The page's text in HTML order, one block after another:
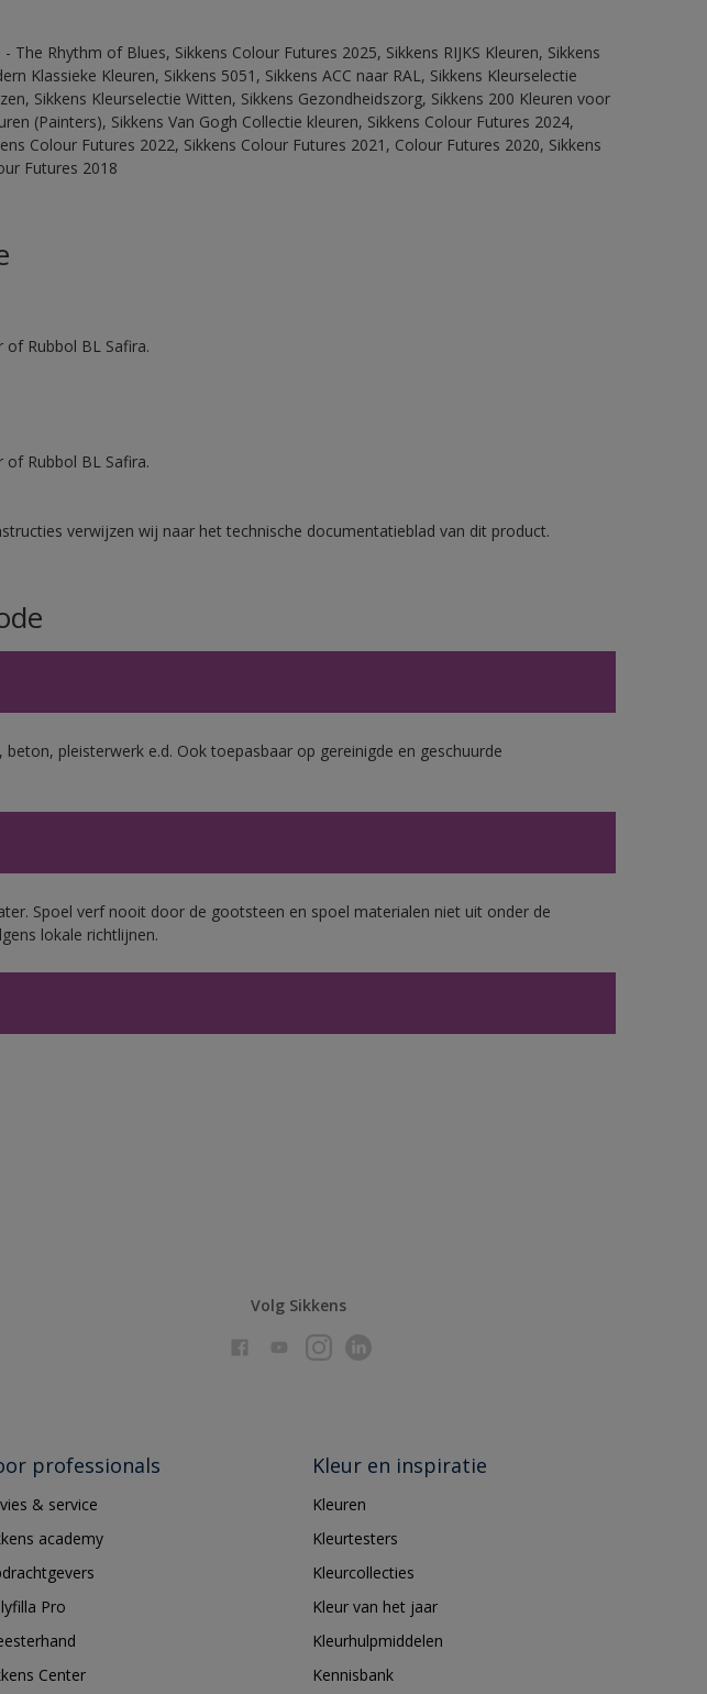
The Rhythm of Blues, Sikkens Colour Futures 2025, Sikkens RIJKS Kleuren, Sikkens
Klassieke Kleuren, Sikkens 5051, Sikkens ACC naar RAL, Sikkens Kleurselectie
Sikkens Kleurselectie Witten, Sikkens Gezondheidszorg, Sikkens 200 Kleuren voor
(Painters), Sikkens Van Gogh Collectie kleuren, Sikkens Colour Futures 2024,
Colour Futures 2022, Sikkens Colour Futures 2021, Colour Futures 2020, Sikkens
Futures 2018
Rubbol BL Safira.
Rubbol BL Safira.
verwijzen wij naar het technische documentatieblad van dit product.
beton, pleisterwerk e.d. Ook toepasbaar op gereinigde en geschuurde
Spoel verf nooit door de gootsteen en spoel materialen niet uit onder de
lokale richtlijnen.
Volg Sikkens
professionals
& service
academy
Pro
Center
Kleur en inspiratie
Kleuren
Kleurtesters
Kleurcollecties
Kleur van het jaar
Kleurhulpmiddelen
Kennisbank